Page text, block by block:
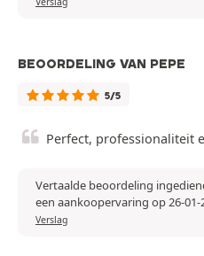
BEOORDELING VAN PEPE
5/5
Perfect, professionaliteit
Vertaalde beoordeling
een aankoopervaring op 26-01-
Verslag